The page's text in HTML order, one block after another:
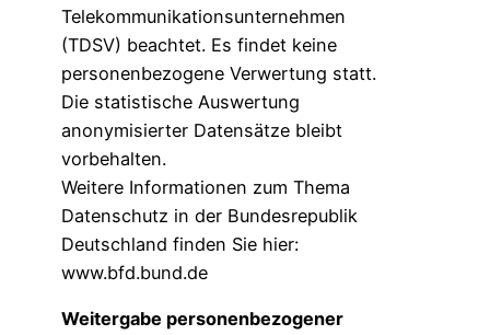
Telekommunikationsunternehmen
(TDSV) beachtet. Es findet keine
personenbezogene Verwertung statt.
Die statistische Auswertung
anonymisierter Datensätze bleibt
vorbehalten.
Weitere Informationen zum Thema
Datenschutz in der Bundesrepublik
Deutschland finden Sie hier:
www.bfd.bund.de
Weitergabe personenbezogener